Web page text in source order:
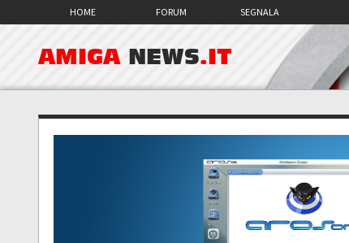
HOME FORUM SEGNALA
AMIGA NEWS.IT